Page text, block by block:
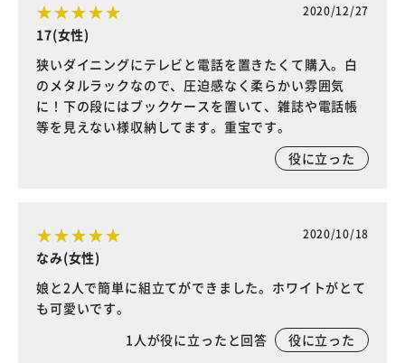
2020/12/27
17(女性)
狭いダイニングにテレビと電話を置きたくて購入。白
のメタルラックなので、圧迫感なく柔らかい雰囲気
に！下の段にはブックケースを置いて、雑誌や電話帳
等を見えない様収納してます。重宝です。
役に立った
2020/10/18
なみ(女性)
娘と2人で簡単に組立てができました。ホワイトがとて
も可愛いです。
1人が役に立ったと回答 役に立った